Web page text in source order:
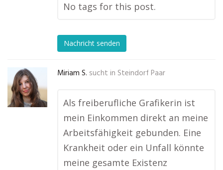
No tags for this post.
Nachricht senden
Miriam S. sucht in Steindorf Paar
Als freiberufliche Grafikerin ist
mein Einkommen direkt an meine
Arbeitsfähigkeit gebunden. Eine
Krankheit oder ein Unfall könnte
meine gesamte Existenz